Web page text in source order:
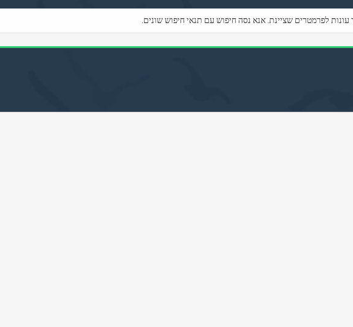
לפרמטרים שציינת. אנא נסה חיפוש עם תנאי חיפוש שונים.